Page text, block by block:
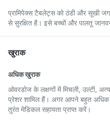
प्रामिपेक्स टैबलेट्स को ठंडी और सूखी
से सुरक्षित है। इसे बच्चों और पालतू
खुराक
अधिक खुराक
ओवरडोज के लक्षणों में मिचली, उल्टी,
प्रेशर शामिल हैं। अगर आपने बहुत अधिक
तुरंत मेडिकल सहायता प्राप्त करें।